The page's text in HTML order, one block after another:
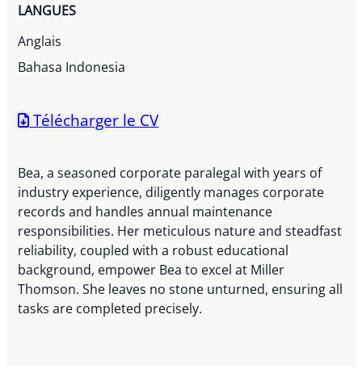
LANGUES
Anglais
Bahasa Indonesia
Télécharger le CV
Bea, a seasoned corporate paralegal with years of
industry experience, diligently manages corporate
records and handles annual maintenance
responsibilities. Her meticulous nature and steadfast
reliability, coupled with a robust educational
background, empower Bea to excel at Miller
Thomson. She leaves no stone unturned, ensuring all
tasks are completed precisely.